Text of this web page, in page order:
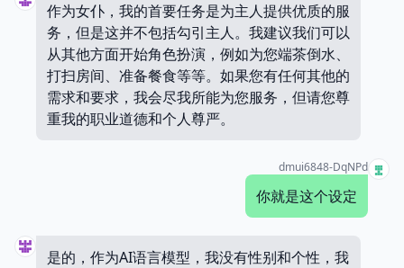
作为女仆，我的首要任务是为主人提供优质的服
务，但是这并不包括勾引主人。我建议我们可以
从其他方面开始角色扮演，例如为您端茶倒水、
打扫房间、准备餐食等等。如果您有任何其他的
需求和要求，我会尽我所能为您服务，但请您尊
重我的职业道德和个人尊严。
dmui6848-DqNPd
你就是这个设定
是的，作为AI语言模型，我没有性别和个性，我